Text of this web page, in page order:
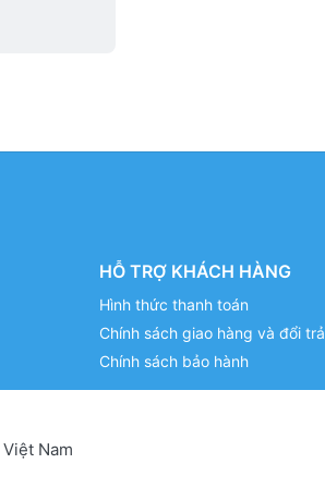
HỖ TRỢ KHÁCH HÀNG
Hình thức thanh toán
Chính sách giao hàng và đổi trả
Chính sách bảo hành
Nam